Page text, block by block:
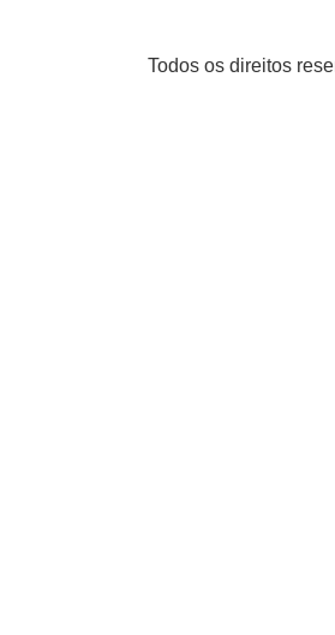
Todos os direitos